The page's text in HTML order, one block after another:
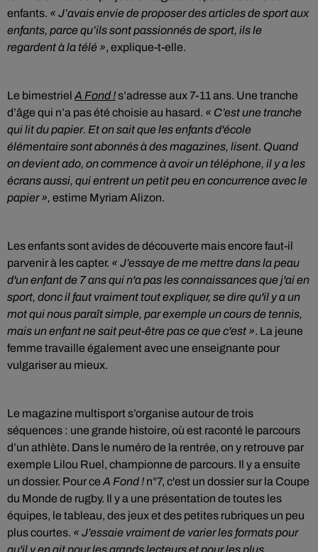
enfants. « J’avais envie de proposer des articles de sport aux
enfants, parce qu’ils sont passionnés de sport, ils le
regardent à la télé », explique-t-elle.
Le bimestriel A Fond !s’adresse aux 7-11 ans. Une tranche
d’âge qui n’a pas été choisie au hasard. « C’est une tranche
qui lit du papier. Et on sait que les enfants d'école
élémentaire sont abonnés à des magazines, lisent. Quand
on devient ado, on commence à avoir un téléphone, il y a les
écrans aussi, qui entrent un petit peu en concurrence avec le
papier », estime Myriam Alizon.
Les enfants sont avides de découverte mais encore faut-il
parvenir à les capter. « J’essaye de me mettre dans la peau
d'un enfant de 7 ans qui n'a pas les connaissances que j'ai en
sport, donc il faut vraiment tout expliquer, se dire qu'il y a un
mot qui nous paraît simple, par exemple un cours de tennis,
mais un enfant ne sait peut-être pas ce que c'est ». La jeune
femme travaille également avec une enseignante pour
vulgariser au mieux.
Le magazine multisport s’organise autour de trois
séquences : une grande histoire, où est raconté le parcours
d’un athlète. Dans le numéro de la rentrée, on y retrouve par
exemple Lilou Ruel, championne de parcours. Il y a ensuite
un dossier. Pour ce A Fond ! n°7, c'est un dossier sur la Coupe
du Monde de rugby. Il y a une présentation de toutes les
équipes, le tableau, des jeux et des petites rubriques un peu
plus courtes. « J’essaie vraiment de varier les formats pour
qu'il y en ait pour les grands lecteurs et pour les plus